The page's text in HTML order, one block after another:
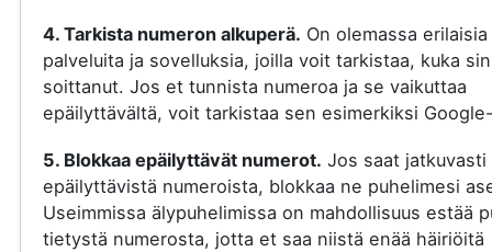
4. Tarkista numeron alkuperä. On olemassa erilaisia
palveluita ja sovelluksia, joilla voit tarkistaa, kuka
soittanut. Jos et tunnista numeroa ja se vaikuttaa
epäilyttävältä, voit tarkistaa sen esimerkiksi
5. Blokkaa epäilyttävät numerot. Jos saat jatkuvasti
epäilyttävistä numeroista, blokkaa ne puhelimesi
Useimmissa älypuhelimissa on mahdollisuus estää
tietystä numerosta, jotta et saa niistä enää häiriöitä